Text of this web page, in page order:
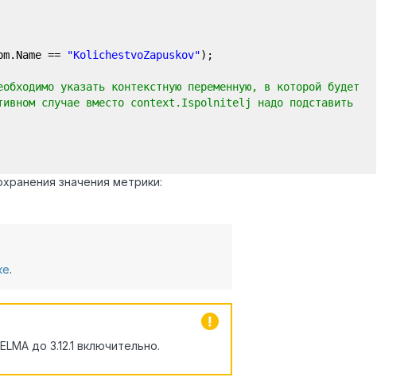
==
"KolichestvoZapuskov");
указать контекстную переменную, в которой будет
случае вместо context.Ispolnitelj надо подставить
значения метрики:
.
до 3.12.1 включительно.